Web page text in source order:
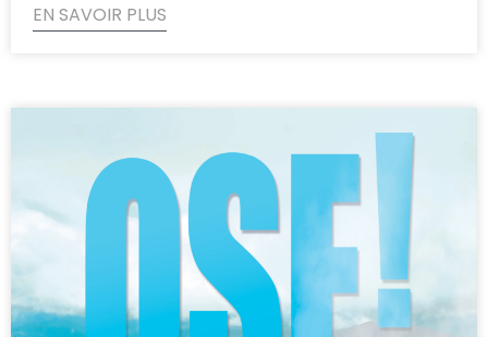
EN SAVOIR PLUS